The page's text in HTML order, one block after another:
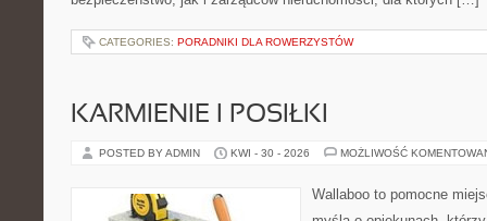
CATEGORIES: PORADNIKI DLA ROWERZYSTÓW
KARMIENIE I POSIŁKI
POSTED BY ADMIN KWI - 30 - 2026 MOŻLIWOŚĆ
Wallaboo to pomocne